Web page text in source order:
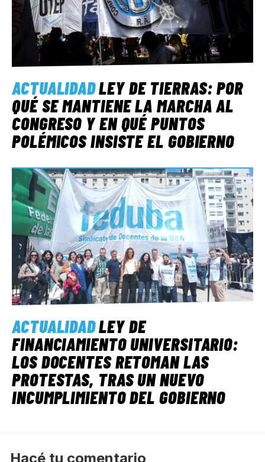
ACTUALIDADLEY DE TIERRAS: POR
QUÉ SE MANTIENE LA MARCHA AL
CONGRESO Y EN QUÉ PUNTOS
POLÉMICOS INSISTE EL GOBIERNO
ACTUALIDADLEY DE
FINANCIAMIENTO UNIVERSITARIO:
LOS DOCENTES RETOMAN LAS
PROTESTAS, TRAS UN NUEVO
INCUMPLIMIENTO DEL GOBIERNO
Hacé tu comentario